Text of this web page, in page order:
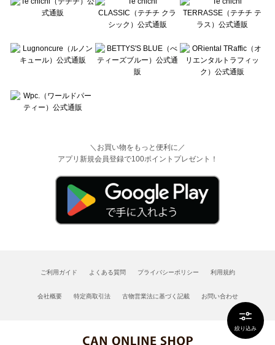
絞り込み
＼お買い物をもっと便利に／
アプリ新規会員登録で100ポイントプレゼント！
ご利用ガイド よくある質問 プライバシーポリシー 利用規約
会社概要 特定商取引法 古物営業法に基づく記載 お問い合わせ